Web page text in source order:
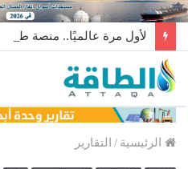
الرئيسية / التقارير